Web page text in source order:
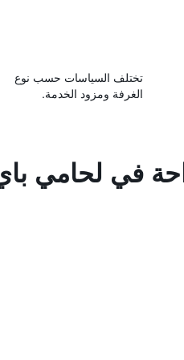
تختلف السياسات حسب نوع
الغرفة ومزود الخدمة.
في لحامي